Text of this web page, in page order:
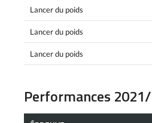
Lancer du poids
Lancer du poids
Lancer du poids
Performances